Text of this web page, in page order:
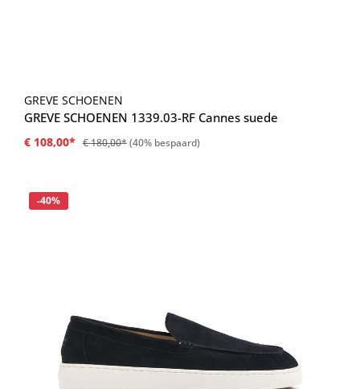
GREVE SCHOENEN
GREVE SCHOENEN 1339.03-RF Cannes suede
€ 108,00* € 180,00*(40% bespaard)
Korting
-40%